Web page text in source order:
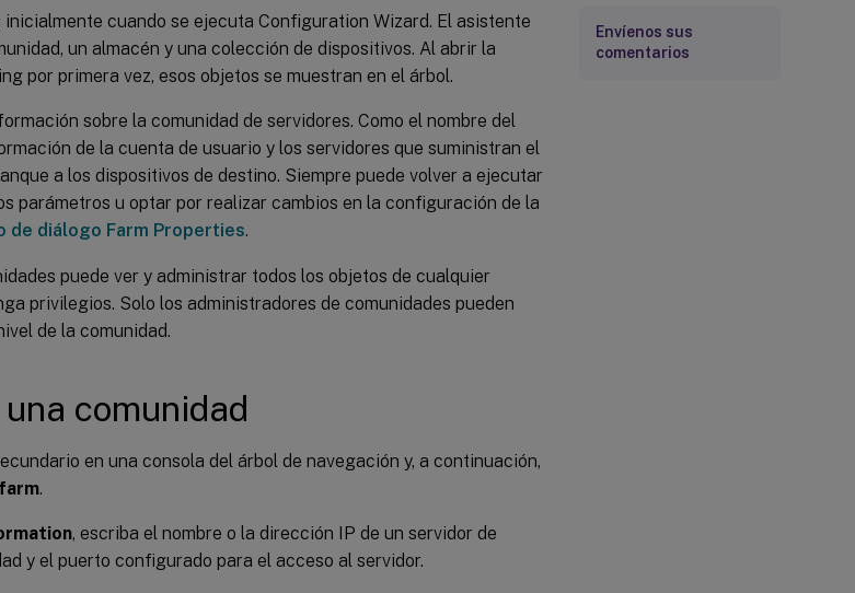
cuando se ejecuta Configuration Wizard. El asistente
un almacén y una colección de dispositivos. Al abrir la
por primera vez, esos objetos se muestran en el árbol.
sobre la comunidad de servidores. Como el nombre del
de la cuenta de usuario y los servidores que suministran el
a los dispositivos de destino. Siempre puede volver a ejecutar
parámetros u optar por realizar cambios en la configuración de la
de diálogo Farm Properties.
puede ver y administrar todos los objetos de cualquier
privilegios. Solo los administradores de comunidades pueden
de la comunidad.
comunidad
en una consola del árbol de navegación y, a continuación,
.
, escriba el nombre o la dirección IP de un servidor de
y el puerto configurado para el acceso al servidor.
Envíenos sus
comentarios